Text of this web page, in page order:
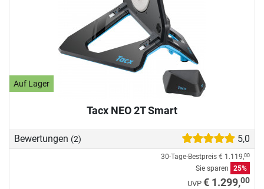
Auf Lager
Tacx NEO 2T Smart
Bewertungen (2) 5,0
30-Tage-Bestpreis € 1.119,00
Sie sparen 25%
UVP € 1.299,00